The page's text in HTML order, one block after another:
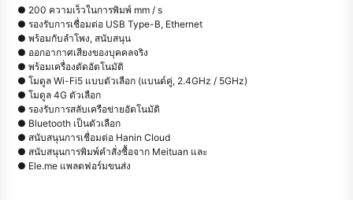
● 200 ความเร็วในการพิมพ์ mm / s
● รองรับการเชื่อมต่อ USB Type-B, Ethernet
● พร้อมกับลำโพง, สนับสนุน
● ออกอากาศเสียงของบุคคลจริง
● พร้อมเครื่องตัดอัตโนมัติ
● โมดูล Wi-Fi5 แบบตัวเลือก (แบนด์คู่, 2.4GHz / 5GHz)
● โมดูล 4G ตัวเลือก
● รองรับการสลับเครือข่ายอัตโนมัติ
● Bluetooth เป็นตัวเลือก
● สนับสนุนการเชื่อมต่อ Hanin Cloud
● สนับสนุนการพิมพ์คำสั่งซื้อจาก Meituan และ
● Ele.me แพลตฟอร์มขนส่ง